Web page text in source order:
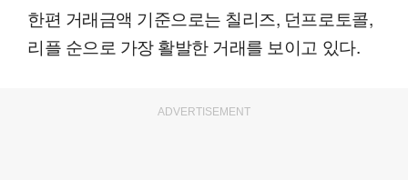
한편 거래금액 기준으로는 칠리즈, 던프로토콜,
리플 순으로 가장 활발한 거래를 보이고 있다.
ADVERTISEMENT